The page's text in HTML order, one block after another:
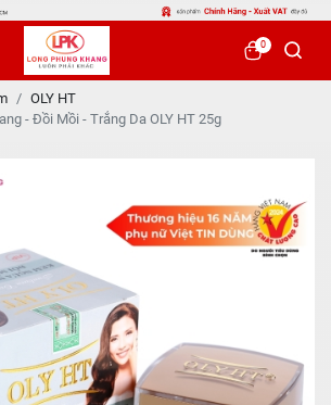
0
OLY HT
- Đồi Mồi - Trắng Da OLY HT 25g